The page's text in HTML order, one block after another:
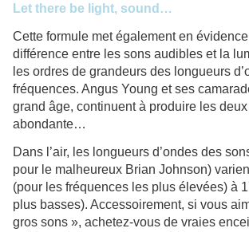
Let there be light, sound…
Cette formule met également en
différence entre les sons audibles et la
les ordres de grandeurs des longueurs
fréquences. Angus Young et ses
grand âge, continuent à produire les
abondante…
Dans l’air, les longueurs d’ondes des
pour le malheureux Brian Johnson)
(pour les fréquences les plus élevées) à
plus basses). Accessoirement, si vous
gros sons », achetez-vous de vraies